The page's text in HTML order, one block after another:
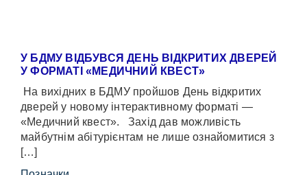
У БДМУ ВІДБУВСЯ ДЕНЬ ВІДКРИТИХ ДВЕРЕЙ
У ФОРМАТІ «МЕДИЧНИЙ КВЕСТ»
На вихідних в БДМУ пройшов День відкритих
дверей у новому інтерактивному форматі —
«Медичний квест». Захід дав можливість
майбутнім абітурієнтам не лише ознайомитися з
[…]